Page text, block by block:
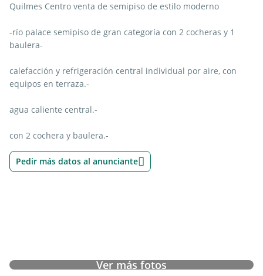
Quilmes Centro venta de semipiso de estilo moderno
-río palace semipiso de gran categoría con 2 cocheras y 1
baulera-
calefacción y refrigeración central individual por aire, con
equipos en terraza.-
agua caliente central.-
con 2 cochera y baulera.-
Pedir más datos al anunciante
Ver más fotos